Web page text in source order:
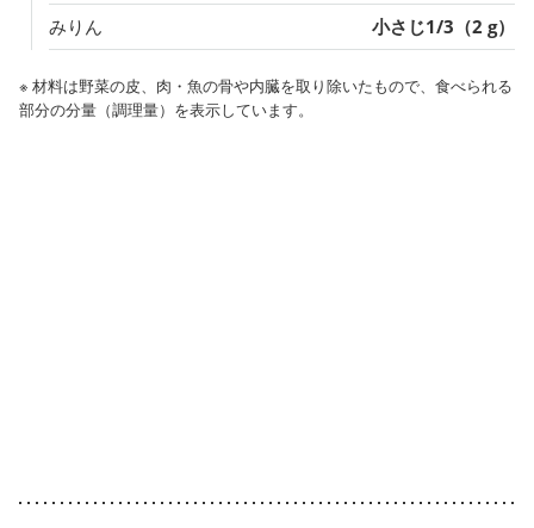
みりん
小さじ1/3（2 g）
※ 材料は野菜の皮、肉・魚の骨や内臓を取り除いたもので、食べられる
部分の分量（調理量）を表示しています。